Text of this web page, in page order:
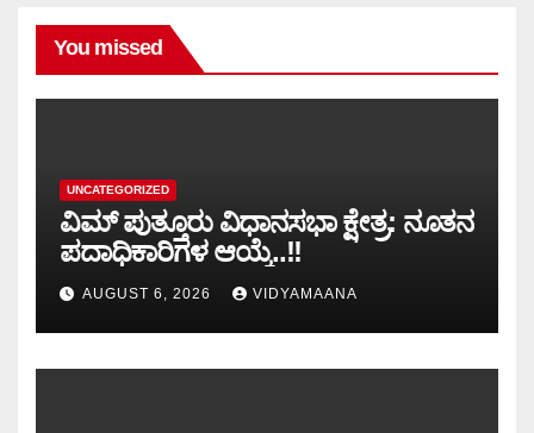
You missed
UNCATEGORIZED
ವಿಮ್ ಪುತ್ತೂರು ವಿಧಾನಸಭಾ ಕ್ಷೇತ್ರ: ನೂತನ
ಪದಾಧಿಕಾರಿಗಳ ಆಯ್ಕೆ..!!
AUGUST 6, 2026 VIDYAMAANA